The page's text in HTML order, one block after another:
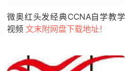
微奥红头发经典CCNA自学教学
视频文末附网盘下载地址！